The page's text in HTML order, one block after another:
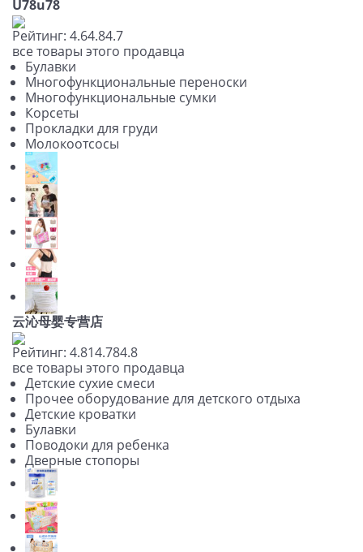
U78u78
Рейтинг: 4.64.84.7
все товары этого продавца
Булавки
Многофункциональные переноски
Многофункциональные сумки
Корсеты
Прокладки для груди
Молокоотсосы
云沁母婴专营店
Рейтинг: 4.814.784.8
все товары этого продавца
Детские сухие смеси
Прочее оборудование для детского отдыха
Детские кроватки
Булавки
Поводоки для ребенка
Дверные стопоры